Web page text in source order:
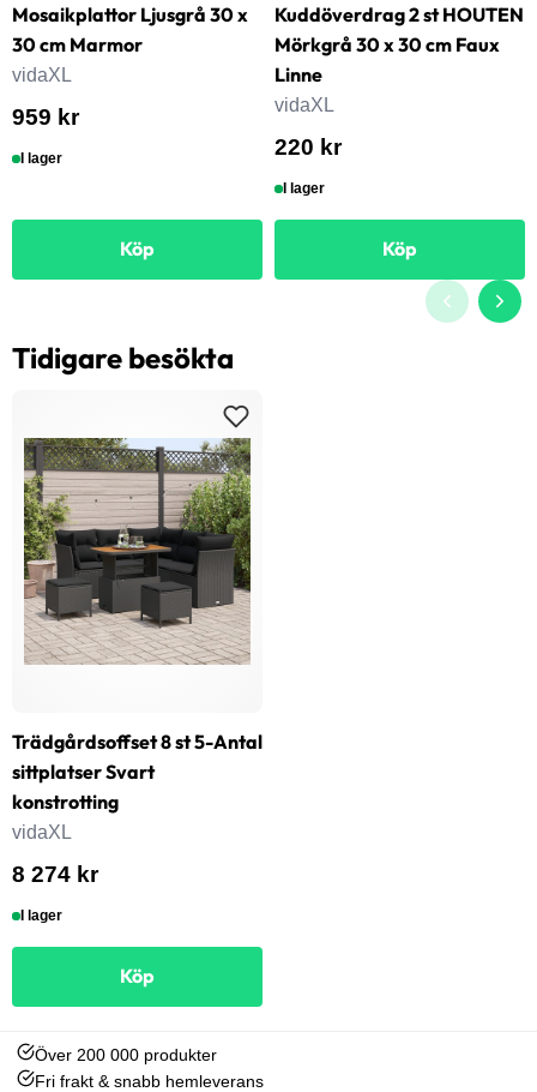
Mosaikplattor Ljusgrå 30 x
30 cm Marmor
vidaXL
959 kr
I lager
Köp
Kuddöverdrag 2 st HOUTEN
Mörkgrå 30 x 30 cm Faux
Linne
vidaXL
220 kr
I lager
Köp
Tidigare besökta
Trädgårdsoffset 8 st 5-Antal
sittplatser Svart
konstrotting
vidaXL
8 274 kr
I lager
Köp
Över 200 000 produkter
Fri frakt & snabb hemleverans